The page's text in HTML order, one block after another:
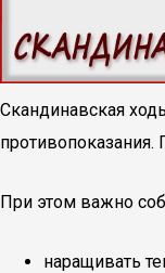
Скандинавская
противопоказания.
При этом важно
наращивать